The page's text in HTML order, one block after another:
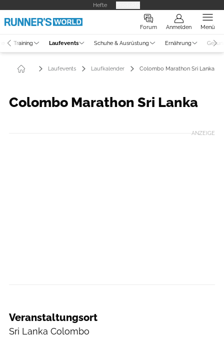
Hefte
Forum Anmelden Menü
Training Laufevents Schuhe & Ausrüstung Ernährung
Laufevents Laufkalender Colombo Marathon Sri Lanka
Colombo Marathon Sri Lanka
ANZEIGE
Veranstaltungsort
Sri Lanka Colombo